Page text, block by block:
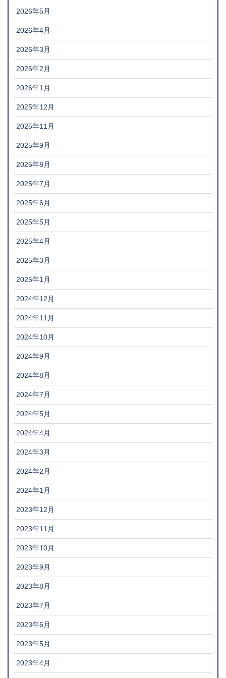
2026年5月
2026年4月
2026年3月
2026年2月
2026年1月
2025年12月
2025年11月
2025年9月
2025年8月
2025年7月
2025年6月
2025年5月
2025年4月
2025年3月
2025年1月
2024年12月
2024年11月
2024年10月
2024年9月
2024年8月
2024年7月
2024年5月
2024年4月
2024年3月
2024年2月
2024年1月
2023年12月
2023年11月
2023年10月
2023年9月
2023年8月
2023年7月
2023年6月
2023年5月
2023年4月